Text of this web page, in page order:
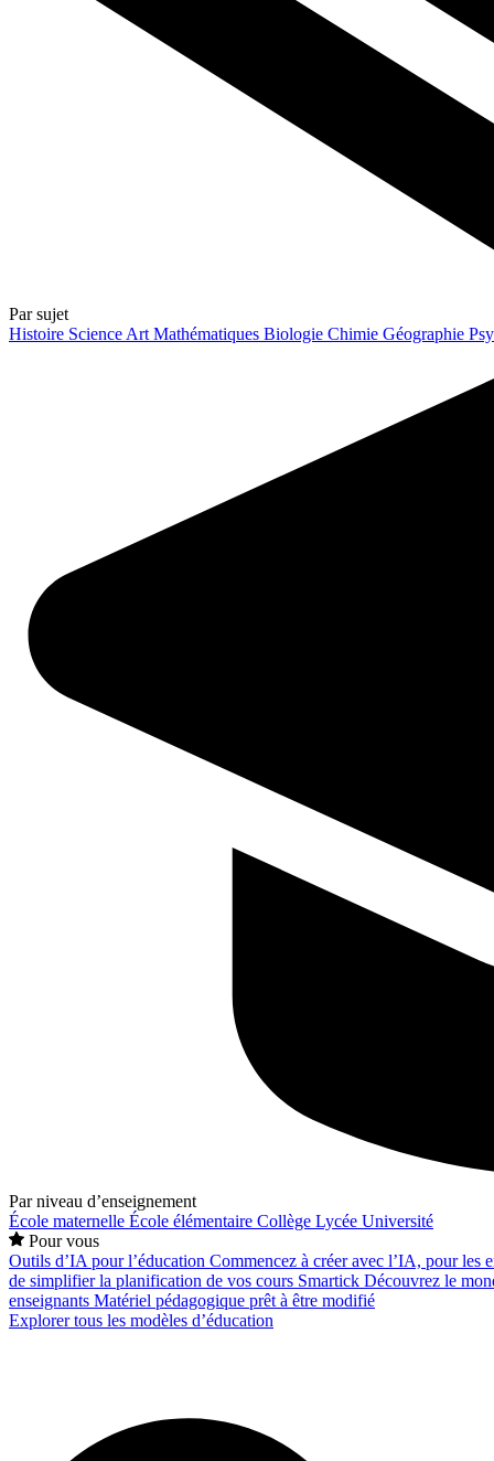
Par sujet
Histoire Science Art Mathématiques Biologie Chimie Géographie
Par niveau d’enseignement
École maternelle École élémentaire Collège Lycée Université
Pour vous
Outils d’IA pour l’éducation Commencez à créer avec l’IA, pour les
de simplifier la planification de vos cours Smartick Découvrez le
enseignants Matériel pédagogique prêt à être modifié
Explorer tous les modèles d’éducation